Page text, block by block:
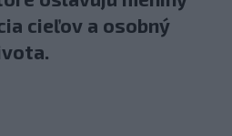
cieľov a osobný